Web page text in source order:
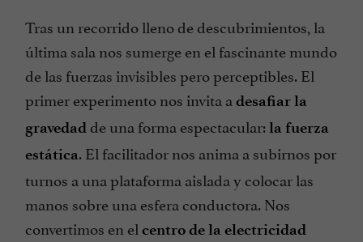
Tras un recorrido lleno de descubrimientos, la
última sala nos sumerge en el fascinante mundo
de las fuerzas invisibles pero perceptibles. El
primer experimento nos invita a desafiar la
gravedadde una forma espectacular:la fuerza
estática. El facilitador nos anima a subirnos por
turnos a una plataforma aislada y colocar las
manos sobre una esfera conductora. Nos
convertimos en el centro de la electricidad